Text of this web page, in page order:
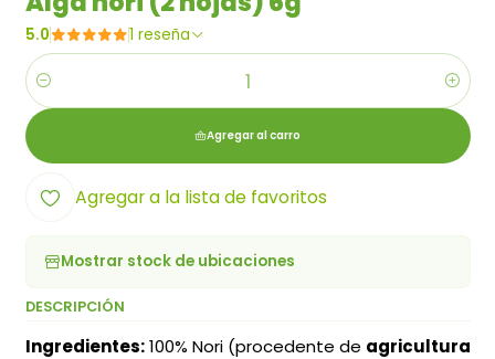
5.0 1 reseña
Cantidad
Agregar al carro
Agregar a la lista de favoritos
Mostrar stock de ubicaciones
DESCRIPCIÓN
Ingredientes:100% Nori (procedente de agricultura